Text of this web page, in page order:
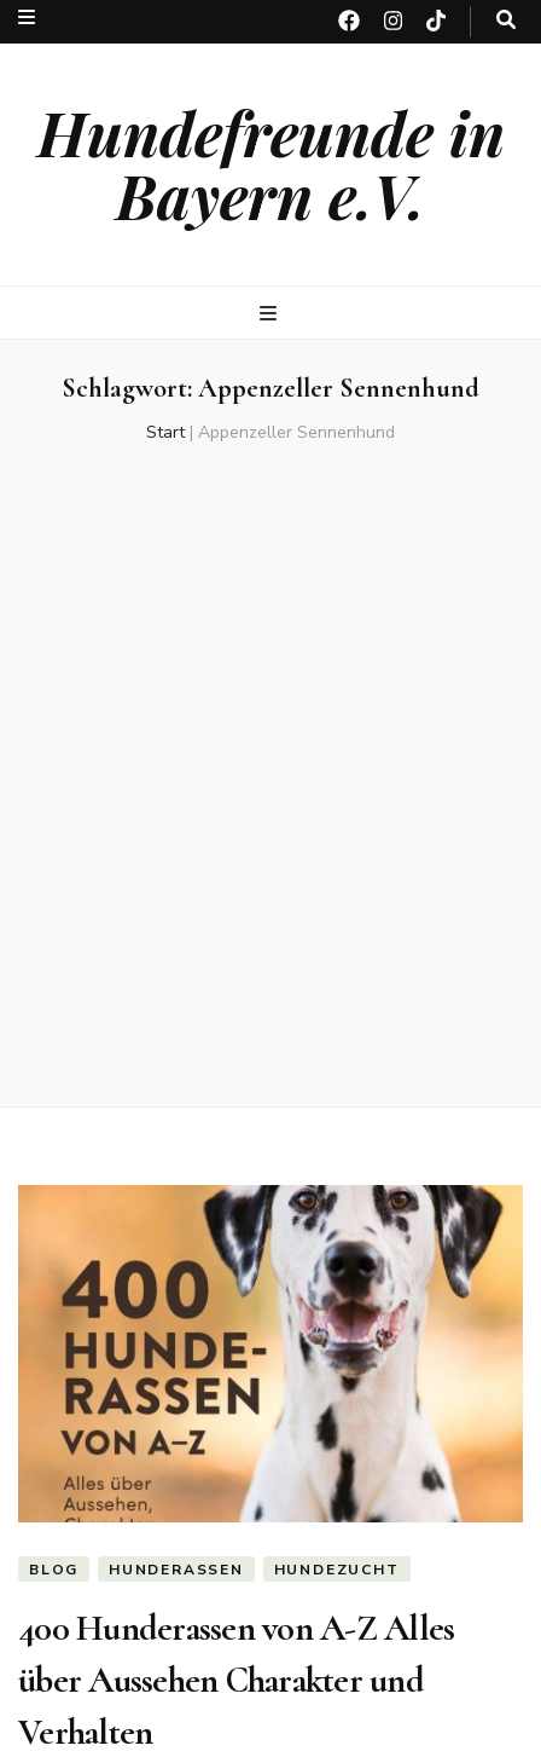
Hundefreunde in
Bayern e.V.
Schlagwort:Appenzeller Sennenhund
Start | Appenzeller Sennenhund
BLOG HUNDERASSEN HUNDEZUCHT
400 Hunderassen von A-Z Alles
über Aussehen Charakter und
Verhalten